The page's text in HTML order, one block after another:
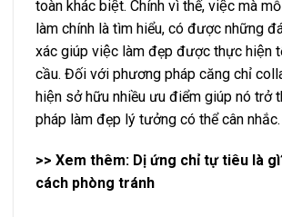
toàn khác biệt. Chính vì thế, việc mà
làm chính là tìm hiểu, có được những
xác giúp việc làm đẹp được thực hiện
cầu. Đối với phương pháp căng chỉ
hiện sở hữu nhiều ưu điểm giúp nó trở
pháp làm đẹp lý tưởng có thể cân nhắc.
>> Xem thêm: Dị ứng chỉ tự tiêu là gì
cách phòng tránh